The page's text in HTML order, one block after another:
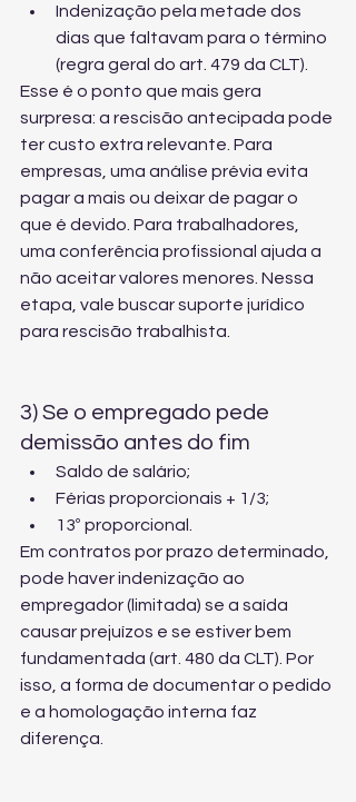
Indenização pela metade dos
dias que faltavam para o término
(regra geral do art. 479 da CLT).
Esse é o ponto que mais gera
surpresa: a rescisão antecipada pode
ter custo extra relevante. Para
empresas, uma análise prévia evita
pagar a mais ou deixar de pagar o
que é devido. Para trabalhadores,
uma conferência profissional ajuda a
não aceitar valores menores. Nessa
etapa, vale buscar suporte jurídico
para rescisão trabalhista
3) Se o empregado pede
demissão antes do fim
Saldo de salário;
Férias proporcionais + 1/3;
13º proporcional.
Em contratos por prazo determinado,
pode haver indenização ao
empregador (limitada) se a saída
causar prejuízos e se estiver bem
fundamentada (art. 480 da CLT). Por
isso, a forma de documentar o pedido
e a homologação interna faz
diferença.